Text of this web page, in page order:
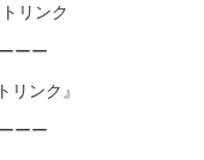
リンク
ーー
リンク』
ーー